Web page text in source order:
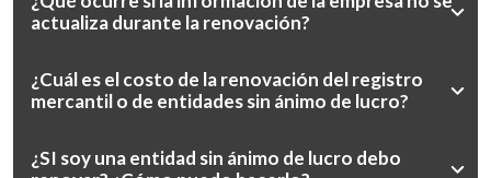
actualiza durante la renovación?
¿Cuál es el costo de la renovación del registro
mercantil o de entidades sin ánimo de lucro?
¿SI soy una entidad sin ánimo de lucro debo